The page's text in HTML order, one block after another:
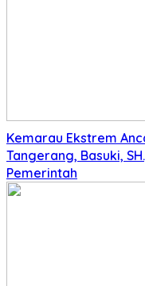
Kemarau Ekstrem
Tangerang, Basuki,
Pemerintah